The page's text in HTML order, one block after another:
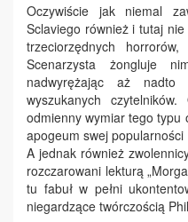
Oczywiście jak niemal
Sclaviego również i tutaj
trzeciorzędnych
Scenarzysta żongluje
nadwyrężając aż
wyszukanych
odmienny wymiar tego typu
apogeum swej popularności
A jednak również
rozczarowani lekturą
tu fabuł w pełni
niegardzące twórczością